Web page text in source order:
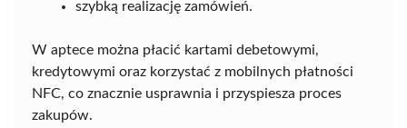
szybką realizację zamówień.
W aptece można płacić kartami debetowymi,
kredytowymi oraz korzystać z mobilnych płatności
NFC, co znacznie usprawnia i przyspiesza proces
zakupów.